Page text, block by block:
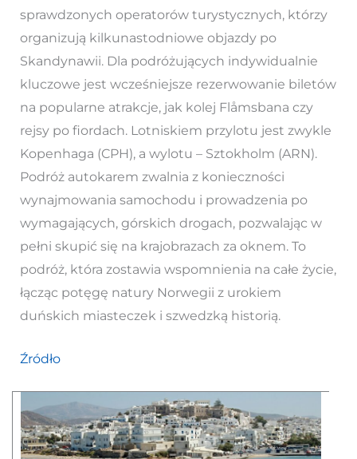
sprawdzonych operatorów turystycznych, którzy
organizują kilkunastodniowe objazdy po
Skandynawii. Dla podróżujących indywidualnie
kluczowe jest wcześniejsze rezerwowanie biletów
na popularne atrakcje, jak kolej Flåmsbana czy
rejsy po fiordach. Lotniskiem przylotu jest zwykle
Kopenhaga (CPH), a wylotu – Sztokholm (ARN).
Podróż autokarem zwalnia z konieczności
wynajmowania samochodu i prowadzenia po
wymagających, górskich drogach, pozwalając w
pełni skupić się na krajobrazach za oknem. To
podróż, która zostawia wspomnienia na całe życie,
łącząc potęgę natury Norwegii z urokiem
duńskich miasteczek i szwedzką historią.
Źródło